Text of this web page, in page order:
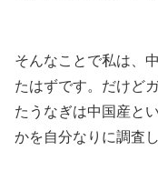
そんなことで私は、
たはずです。だけど
たうなぎは中国産と
かを自分なりに調査